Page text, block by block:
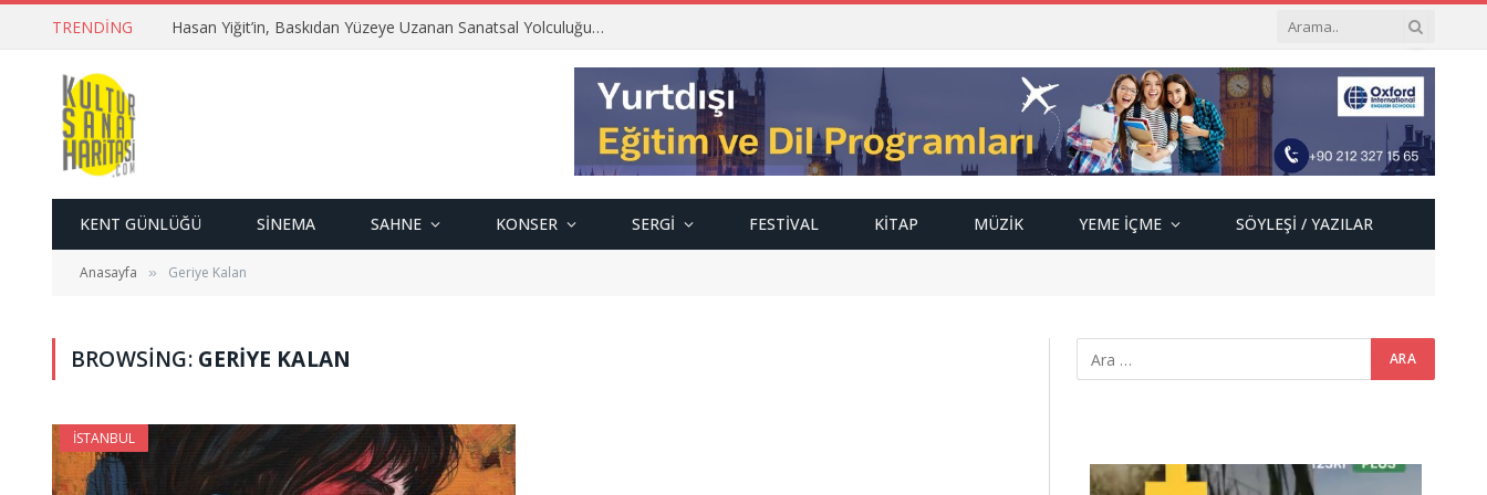
TRENDING Hasan Yiğit’in, Baskıdan Yüzeye Uzanan Sanatsal Yolculuğu…
KENT GÜNLÜĞÜ SINEMA SAHNE KONSER SERGI FESTIVAL KITAP MÜZIK YEME İÇME SÖYLEŞI / YAZILAR
Anasayfa » Geriye Kalan
BROWSING: GERIYE KALAN
İSTANBUL
Video